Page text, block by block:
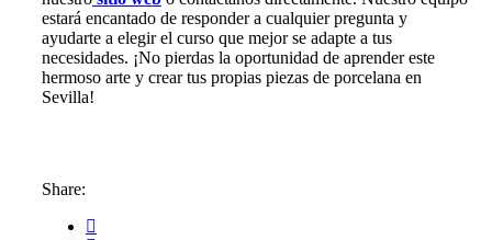
estará encantado de responder a cualquier pregunta y
ayudarte a elegir el curso que mejor se adapte a tus
necesidades. ¡No pierdas la oportunidad de aprender este
hermoso arte y crear tus propias piezas de porcelana en
Sevilla!
Share: